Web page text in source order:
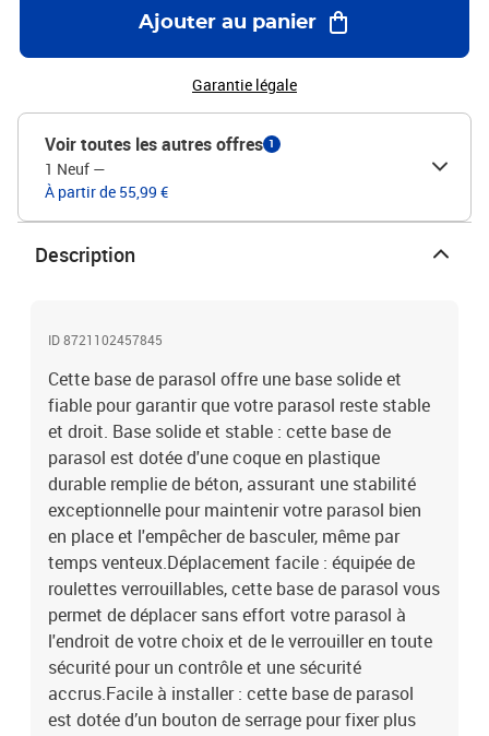
touche d'élégance intemporelle à votre espace extérieur.Couleur :
noirMatériau de base : PE (polyéthylène) et bétonMatériau du tube
: FerDimensions : 45 x 41 cm (Diamètre x H)Diamètre de mât
adapté : 38 / 48 mmPoids : 27 kgComprend 4 roues (2 d'entre elles
Ajouter au panier
Garantie légale
Voir toutes les autres offres 1
1 Neuf —
À partir de 55,99 €
Description
ID 8721102457845
Cette base de parasol offre une base solide et
fiable pour garantir que votre parasol reste stable
et droit. Base solide et stable : cette base de
parasol est dotée d'une coque en plastique
durable remplie de béton, assurant une stabilité
exceptionnelle pour maintenir votre parasol bien
en place et l'empêcher de basculer, même par
temps venteux.Déplacement facile : équipée de
roulettes verrouillables, cette base de parasol vous
permet de déplacer sans effort votre parasol à
l'endroit de votre choix et de le verrouiller en toute
sécurité pour un contrôle et une sécurité
accrus.Facile à installer : cette base de parasol
est dotée d’un bouton de serrage pour fixer plus